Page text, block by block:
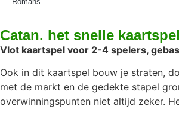
Catan. het snelle
Vlot kaartspel voor 2-4 spelers,
Ook in dit kaartspel bouw je straten,
met de markt en de gedekte stapel
overwinningspunten niet altijd zeker.